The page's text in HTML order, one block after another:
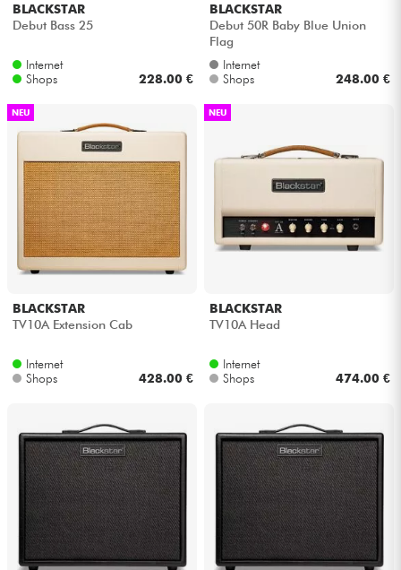
BLACKSTAR
Debut Bass 25
Internet
Shops
228.00 €
BLACKSTAR
Debut 50R Baby Blue Union
Flag
Internet
Shops
248.00 €
NEU
BLACKSTAR
TV10A Extension Cab
Internet
Shops
428.00 €
NEU
BLACKSTAR
TV10A Head
Internet
Shops
474.00 €